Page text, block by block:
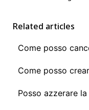
Related articles
Come posso
Come posso
Posso azzerare